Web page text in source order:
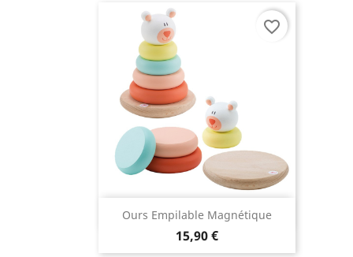
Ours Empilable Magnétique
15,90 €
Aperçu rapide
favorite_border